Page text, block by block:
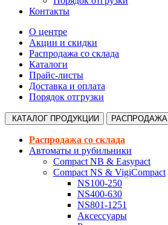
Контакты
О центре
Акции и скидки
Распродажа со склада
Каталоги
Прайс-листы
Доставка и оплата
Порядок отгрузки
КАТАЛОГ ПРОДУКЦИИ РАСПРОДАЖА
Распродажа со склада
Автоматы и рубильники
Compact NB & Easypact
Compact NS & VigiCompact
NS100-250
NS400-630
NS801-1251
Аксессуары